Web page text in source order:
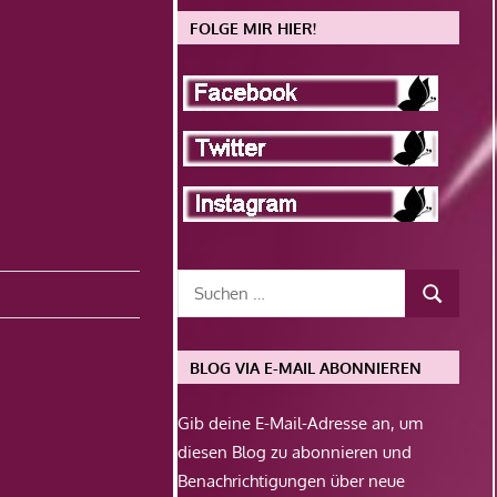
FOLGE MIR HIER!
BLOG VIA E-MAIL ABONNIEREN
Gib deine E-Mail-Adresse an, um
diesen Blog zu abonnieren und
Benachrichtigungen über neue